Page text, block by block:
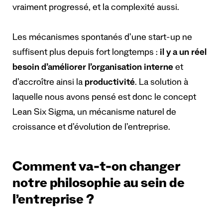
vraiment progressé, et la complexité aussi.
Les mécanismes spontanés d’une start-up ne
suffisent plus depuis fort longtemps : il y a un réel
besoin d’améliorer l’organisation interne et
d’accroître ainsi la productivité. La solution à
laquelle nous avons pensé est donc le concept
Lean Six Sigma, un mécanisme naturel de
croissance et d’évolution de l’entreprise.
Comment va-t-on changer
notre philosophie au sein de
l’entreprise ?